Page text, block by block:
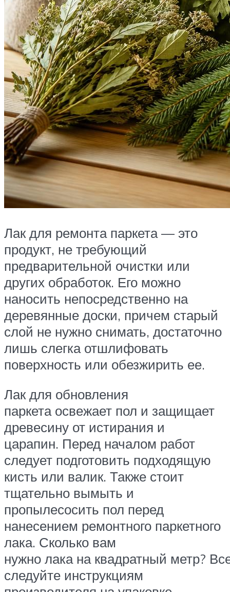
Лак для ремонта паркета — это
продукт, не требующий
предварительной очистки или
других обработок. Его можно
наносить непосредственно на
деревянные доски, причем старый
слой не нужно снимать, достаточно
лишь слегка отшлифовать
поверхность или обезжирить ее.
Лак для обновления
паркета освежает пол и защищает
древесину от истирания и
царапин. Перед началом работ
следует подготовить подходящую
кисть или валик. Также стоит
тщательно вымыть и
пропылесосить пол перед
нанесением ремонтного паркетного
лака. Сколько вам
нужно лака на квадратный метр?
следуйте инструкциям